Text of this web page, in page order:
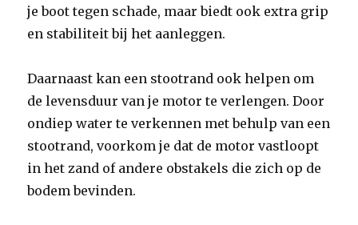
je boot tegen schade, maar biedt ook extra grip
en stabiliteit bij het aanleggen.
Daarnaast kan een stootrand ook helpen om
de levensduur van je motor te verlengen. Door
ondiep water te verkennen met behulp van een
stootrand, voorkom je dat de motor vastloopt
in het zand of andere obstakels die zich op de
bodem bevinden.